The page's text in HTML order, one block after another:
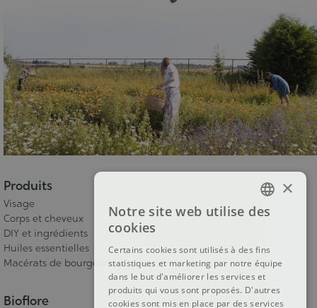
Produits
Visage
Corps et cheveux
DIY et ingrédients
Huiles essentielles
Macérats de bourgeons
Bioflore
FRENCH
ENGLISH
×
Notre site web utilise des
cookies
Certains cookies sont utilisés à des fins
statistiques et marketing par notre équipe
dans le but d'améliorer les services et
produits qui vous sont proposés. D'autres
cookies sont mis en place par des services